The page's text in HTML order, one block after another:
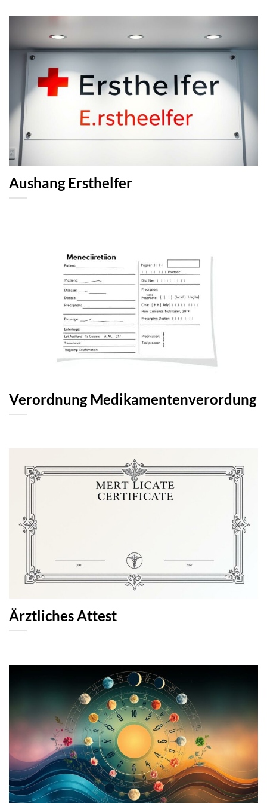
Aushang Ersthelfer
Verordnung Medikamentenverordung
Ärztliches Attest